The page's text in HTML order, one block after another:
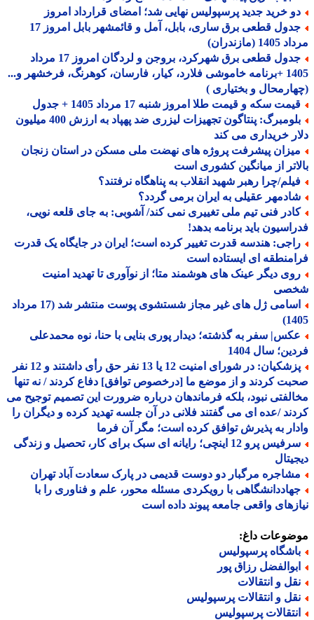
خرید جدید پرسپولیس نهایی شد؛ امضای قرارداد امروز
جدول قطعی برق ساری، بابل، آمل و قائمشهر بابل امروز 17
(مازندران)
جدول قطعی برق شهرکرد، بروجن و لردگان امروز 17 مرداد
1405 +برنامه خاموشی فلارد، کیار، فارسان، کوهرنگ، فرخشهر و...
و بختیاری )
سکه و قیمت طلا امروز شنبه 17 مرداد 1405 + جدول
بلومبرگ: پنتاگون تجهیزات لیزری ضد پهپاد به ارزش 400 میلیون
خریداری می کند
پیشرفت پروژه های نهضت ملی مسکن در استان زنجان
از میانگین کشوری است
چرا رهبر شهید انقلاب به پناهگاه نرفتند؟
عقیلی به ایران برمی گردد؟
فنی تیم ملی تغییری نمی کند/ آشوبی: به جای قلعه نویی،
باید برنامه بدهد!
هندسه قدرت تغییر کرده است؛ ایران در جایگاه یک قدرت
ای ایستاده است
دیگر عینک های هوشمند متا؛ از نوآوری تا تهدید امنیت
اسامی ژل های غیر مجاز شستشوی پوست منتشر شد (17 مرداد
سفر به گذشته؛ دیدار پوری بنایی با حنا، نوه محمدعلی
سال 1404
پزشکیان: در شورای امنیت 12 یا 13 نفر حق رأی داشتند و 12 نفر
کردند و از موضع ما [درخصوص توافق] دفاع کردند / نه تنها
نبود، بلکه فرماندهان درباره ضرورت این تصمیم توجیح می
/عده ای می گفتند فلانی در آن جلسه تهدید کرده و دیگران را
به پذیرش توافق کرده است؛ مگر آن فرما
سرفیس پرو 12 اینچی؛ رایانه ای سبک برای کار، تحصیل و زندگی
مرگبار دو دوست قدیمی در پارک سعادت آباد تهران
با رویکردی مسئله محور، علم و فناوری را با
واقعی جامعه پیوند داده است
داغ:
پرسپولیس
رزاق پور
و انتقالات
و انتقالات پرسپولیس
پرسپولیس